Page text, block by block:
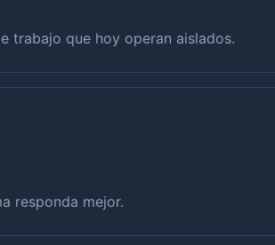
trabajo que hoy operan aislados.
responda mejor.